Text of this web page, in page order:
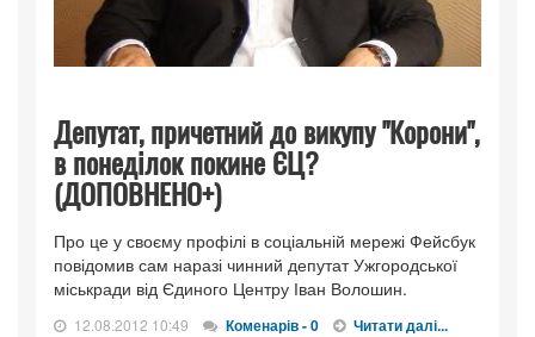
Депутат, причетний до викупу "Корони",
в понеділок покине ЄЦ?
(ДОПОВНЕНО+)
Про це у своєму профілі в соціальній мережі Фейсбук
повідомив сам наразі чинний депутат Ужгородської
міськради від Єдиного Центру Іван Волошин.
12.08.2012 10:49 Коменарів - 0 Читати далі...